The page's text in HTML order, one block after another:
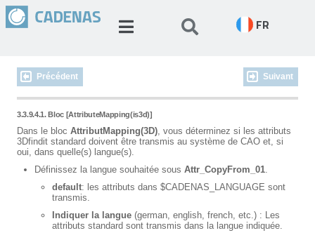
FR
Précédent Suivant
3.3.9.4.1. Bloc [AttributeMapping(is3d)]
Dans le bloc AttributMapping(3D), vous déterminez si les attributs
3Dfindit standard doivent être transmis au système de CAO et, si
oui, dans quelle(s) langue(s).
Définissez la langue souhaitée sous Attr_CopyFrom_01.
default: les attributs dans $CADENAS_LANGUAGE sont
transmis.
Indiquer la langue (german, english, french, etc.) : Les
attributs standard sont transmis dans la langue indiquée.